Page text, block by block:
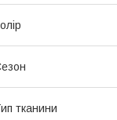
тканини